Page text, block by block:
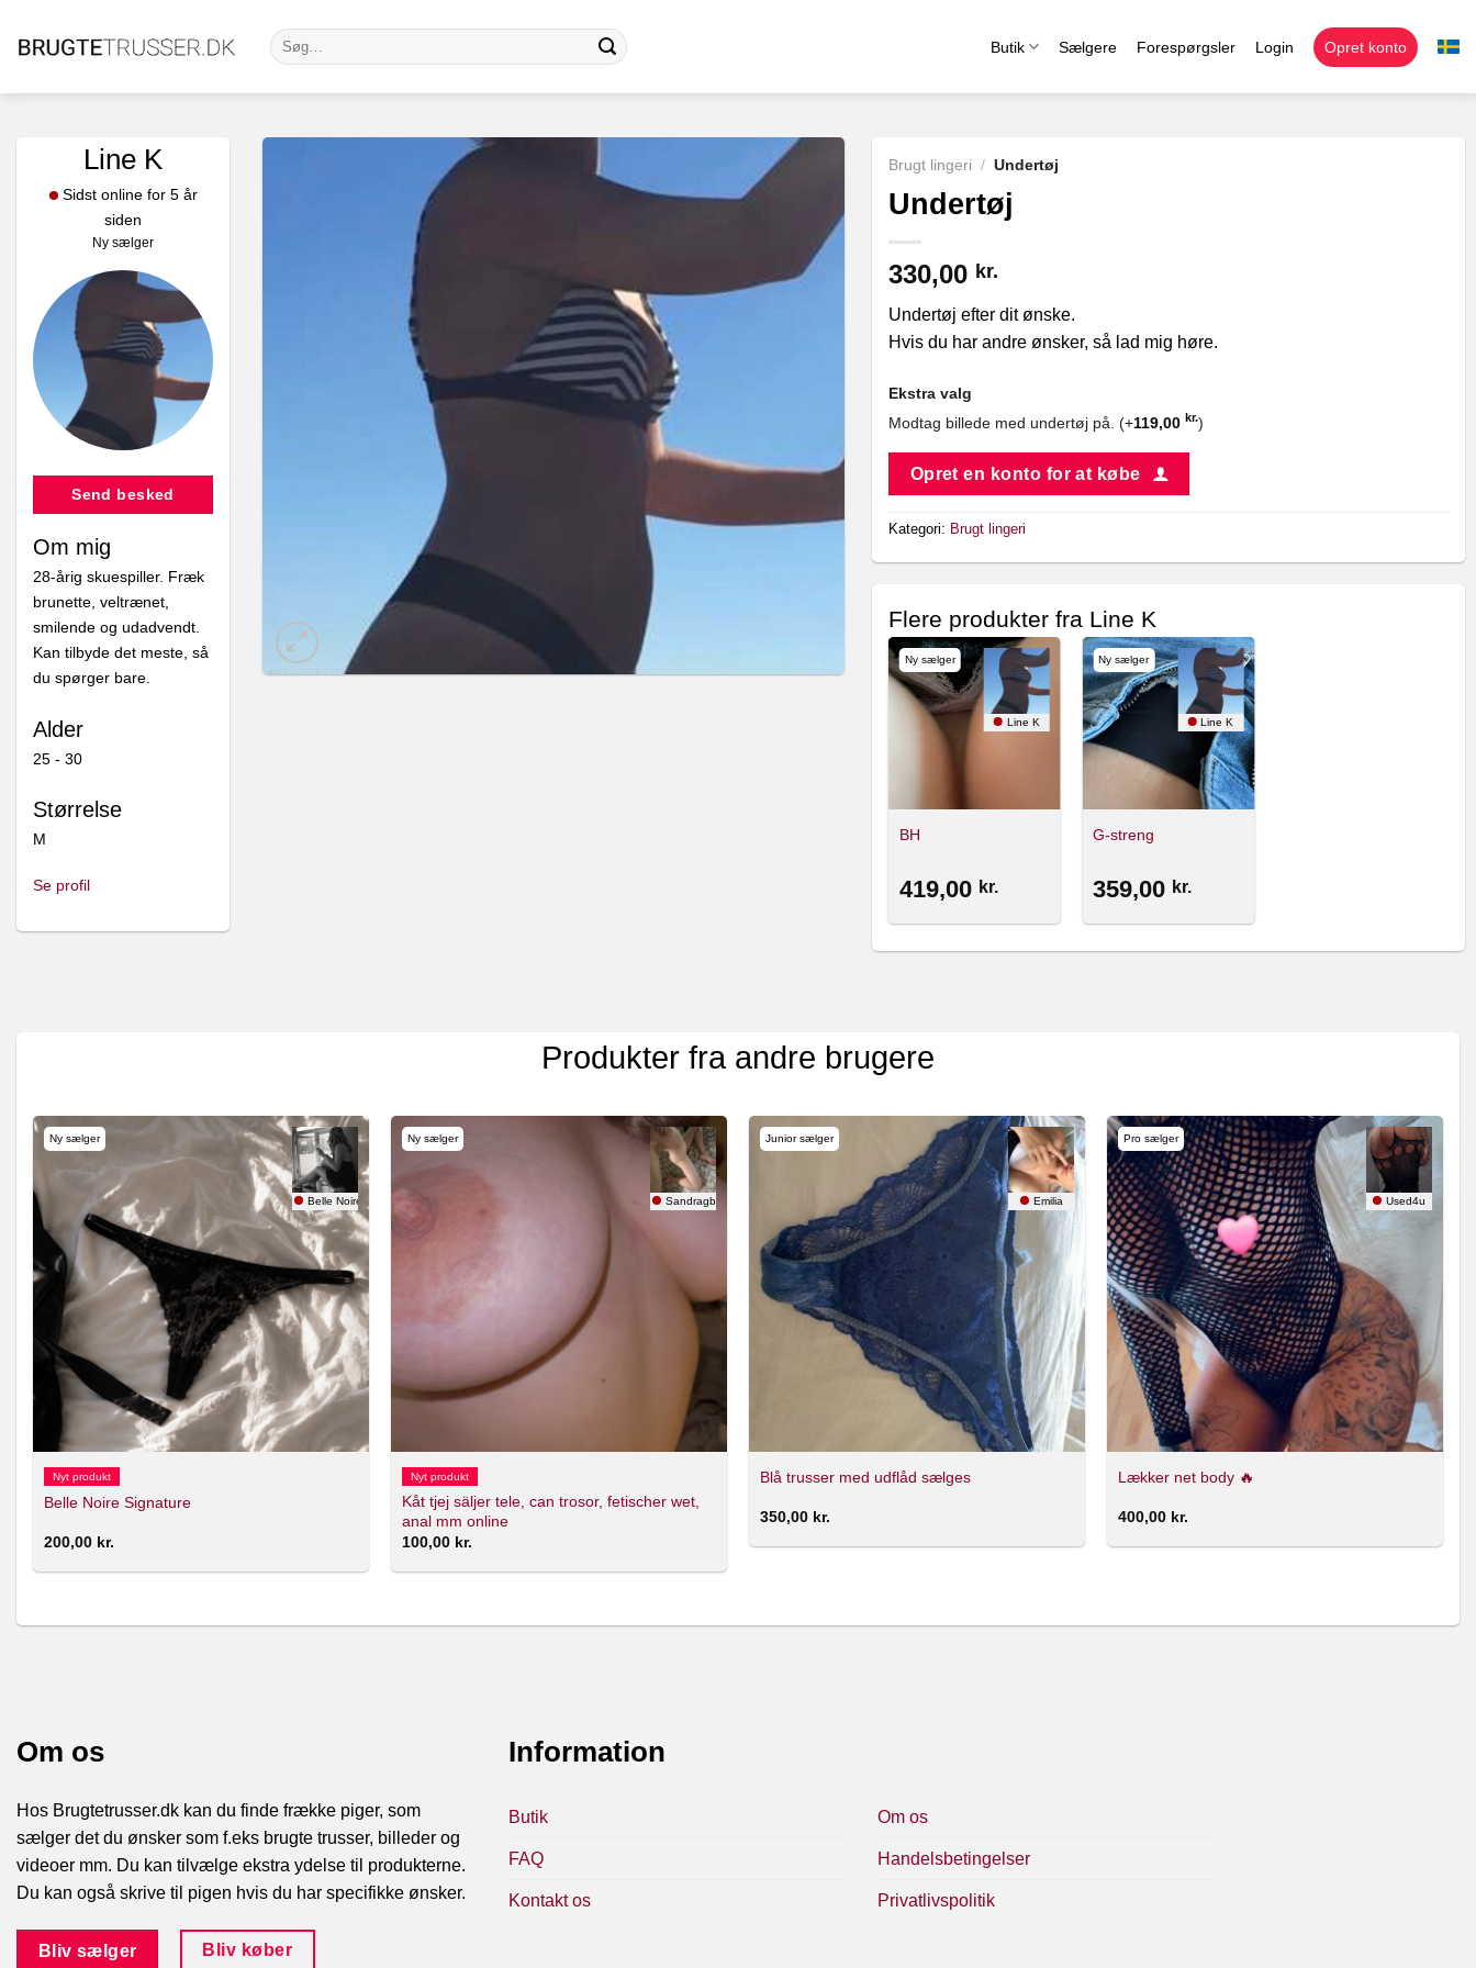
Søg
efter:
Butik Sælgere Forespørgsler Login Opret konto
Line K
Sidst online for 5 år
siden
Ny sælger
Send besked
Om mig
28-årig skuespiller. Fræk
brunette, veltrænet,
smilende og udadvendt.
Kan tilbyde det meste, så
du spørger bare.
Alder
25 - 30
Størrelse
M
Se profil
Brugt lingeri / Undertøj
Undertøj
330,00 kr.
Undertøj efter dit ønske.
Hvis du har andre ønsker, så lad mig høre.
Ekstra valg
Modtag billede med undertøj på. (+119,00 kr.)
Opret en konto for at købe
Kategori: Brugt lingeri
Flere produkter fra Line K
Ny sælger
Line K
BH
419,00 kr.
Ny sælger
Line K
G-streng
359,00 kr.
Produkter fra andre brugere
Ny sælger
Belle Noire
Nyt produkt
Belle Noire Signature
200,00 kr.
Ny sælger
Sandragbg93
Nyt produkt
Kåt tjej säljer tele, can trosor, fetischer wet,
anal mm online
100,00 kr.
Junior sælger
Emilia
Blå trusser med udflåd sælges
350,00 kr.
Pro sælger
Used4u
Lækker net body 🔥
400,00 kr.
Om os
Hos Brugtetrusser.dk kan du finde frække piger, som
sælger det du ønsker som f.eks brugte trusser, billeder og
videoer mm. Du kan tilvælge ekstra ydelse til produkterne.
Du kan også skrive til pigen hvis du har specifikke ønsker.
Bliv sælger Bliv køber
Information
Butik
FAQ
Kontakt os
Om os
Handelsbetingelser
Privatlivspolitik